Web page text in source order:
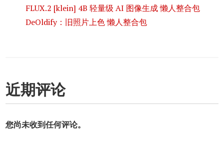
FLUX.2 [klein] 4B 轻量级 AI 图像生成 懒人整合包
DeOldify：旧照片上色 懒人整合包
近期评论
您尚未收到任何评论。